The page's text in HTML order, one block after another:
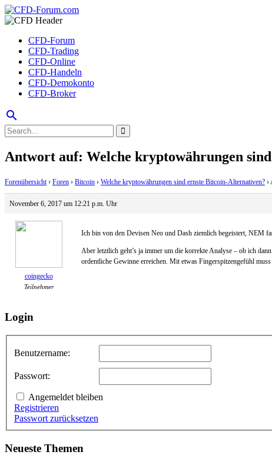
CFD-Forum
CFD-Trading
CFD-Online
CFD-Handeln
CFD-Demokonto
CFD-Broker
search
Antwort auf: Welche kryptowährungen
Forenübersicht › Foren › Bitcoin › Welche kryptowährungen sind ernste Bitcoin-Alternativen? ›
November 6, 2017 um 12:21 p.m. Uhr
coingecko
Teilnehmer
Ich bin von den Devisen Neo und Dash ziemlich begeistert, NEM
Aber letztlich geht’s ja immer um die korrekte Analyse – ob ich
ordentliche Gewinne erreichen. Mit etwas Fingerspitzengefühl
Login
Benutzername:
Passwort:
Angemeldet bleiben
Registrieren
Passwort zurücksetzen
Neueste Themen